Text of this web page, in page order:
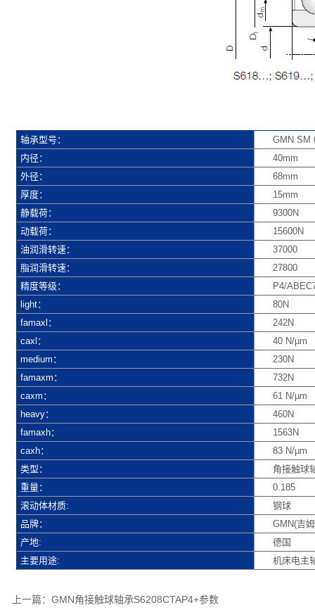
轴承型号：
内径：
外径：
厚度：
静载荷：
动载荷：
油润滑转速：
脂润滑转速：
精度等级：
light：
famaxl：
caxl：
medium：
famaxm：
caxm：
heavy：
famaxh：
caxh：
类型：
重量：
滚动体材质:
品牌：
产地:
主要用途:
GMN SM
40mm
68mm
15mm
9300N
15600N
37000
27800
P4/
80N
242N
40 N/µm
230N
732N
61 N/µm
460N
1563N
83 N/µm
角接触球
0.185
钢球
GMN(吉
德国
机床电主
上一篇： GMN角接触球轴承S6208CTAP4+参数